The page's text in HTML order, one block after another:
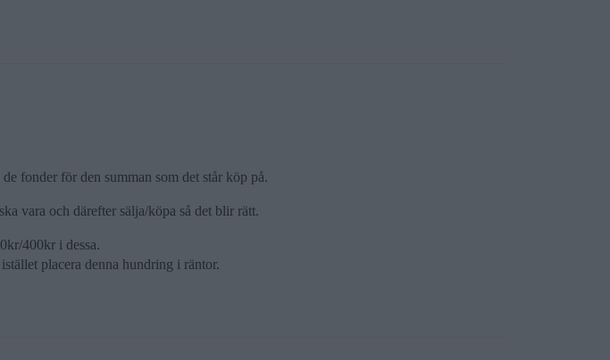
fonder för den summan som det står köp på.
vara och därefter sälja/köpa så det blir rätt.
400kr i dessa.
placera denna hundring i räntor.